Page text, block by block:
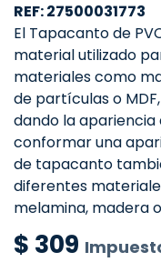
REF: 27500031773
El Tapacanto de
material utilizado
materiales como
de partículas o
dando la apariencia
conformar una
de tapacanto
diferentes
melamina, madera
$ 309